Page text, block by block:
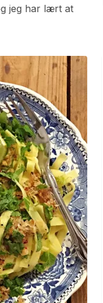
jeg har lært at